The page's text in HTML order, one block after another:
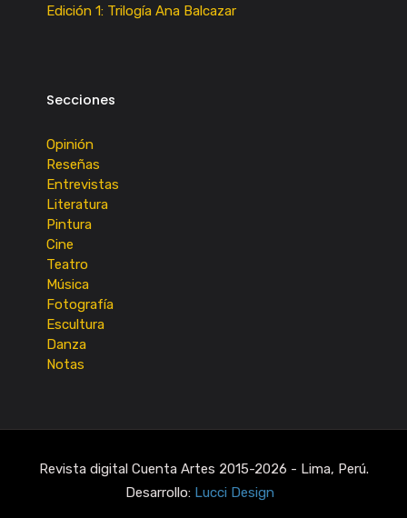
Edición 1: Trilogía Ana Balcazar
Secciones
Opinión
Reseñas
Entrevistas
Literatura
Pintura
Cine
Teatro
Música
Fotografía
Escultura
Danza
Notas
Revista digital Cuenta Artes 2015-2026 - Lima, Perú.
Desarrollo: Lucci Design